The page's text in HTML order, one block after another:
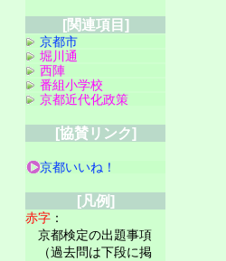
[関連項目]
京都市
堀川通
西陣
番組小学校
京都近代化政策
[協賛リンク]
京都いいね！
[凡例]
赤字 ：
京都検定の出題事項
（過去問は下段に掲